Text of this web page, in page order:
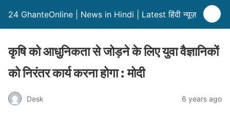
24 GhanteOnline | News in Hindi | Latest हिंदी न्यूज़
कृषि को आधुनिकता से जोड़ने के लिए युवा वैज्ञानिकों
को निरंतर कार्य करना होगा : मोदी
Desk 6 years ago